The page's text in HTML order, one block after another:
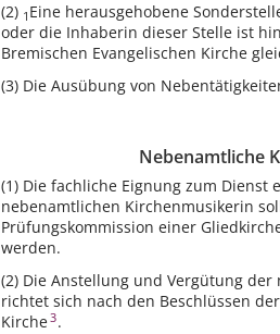
(2) 1 Eine herausgehobene
oder die Inhaberin dieser Stelle ist
Bremischen Evangelischen Kirche
(3) Die Ausübung von
Nebenamtliche
(1) Die fachliche Eignung zum
nebenamtlichen Kirchenmusikerin
Prüfungskommission einer
werden.
(2) Die Anstellung und Vergütung
richtet sich nach den Beschlüssen
Kirche3.